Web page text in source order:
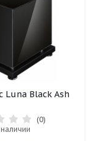
Luna Black Ash
(0)